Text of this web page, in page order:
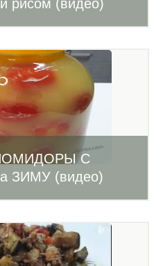
рисом (видео)
С
ЗИМУ (видео)